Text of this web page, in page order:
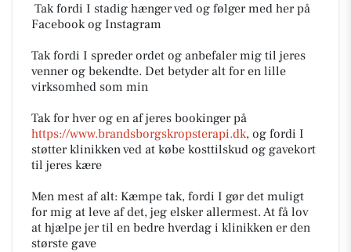
​ Tak fordi I stadig hænger ved og følger med her på
Facebook og Instagram
Tak fordi I spreder ordet og anbefaler mig til jeres
venner og bekendte. Det betyder alt for en lille
virksomhed som min
Tak for hver og en af jeres bookinger på
https://www.brandsborgskropsterapi.dk, og fordi I
støtter klinikken ved at købe kosttilskud og gavekort
til jeres kære
​Men mest af alt: Kæmpe tak, fordi I gør det muligt
for mig at leve af det, jeg elsker allermest. At få lov
at hjælpe jer til en bedre hverdag i klinikken er den
største gave